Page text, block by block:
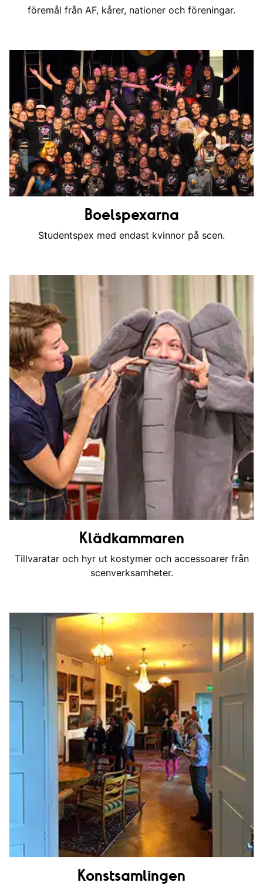
föremål från AF, kårer, nationer och föreningar.
Boelspexarna
Studentspex med endast kvinnor på scen.
Klädkammaren
Tillvaratar och hyr ut kostymer och accessoarer från
scenverksamheter.
Konstsamlingen